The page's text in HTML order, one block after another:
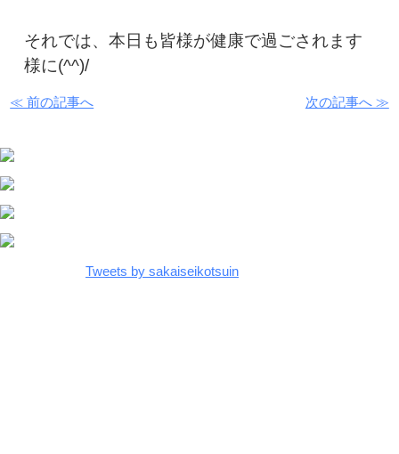
それでは、本日も皆様が健康で過ごされます
様に(^^)/
≪ 前の記事へ 次の記事へ ≫
Tweets by sakaiseikotsuin